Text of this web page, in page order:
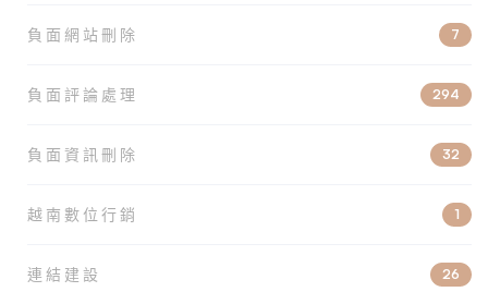
負面網站刪除 7
負面評論處理 294
負面資訊刪除 32
越南數位行銷 1
連結建設 26